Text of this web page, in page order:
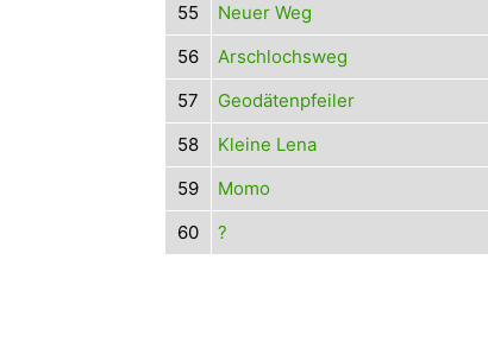
55
Neuer Weg
56
Arschlochsweg
57
Geodätenpfeiler
58
Kleine Lena
59
Momo
60
?